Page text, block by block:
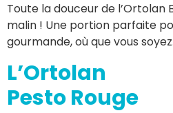
Toute la douceur de l’Ortolan
malin ! Une portion parfaite
gourmande, où que vous soyez.
L’Ortolan
Pesto Rouge